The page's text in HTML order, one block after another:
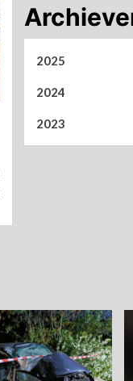
2025
2024
2023